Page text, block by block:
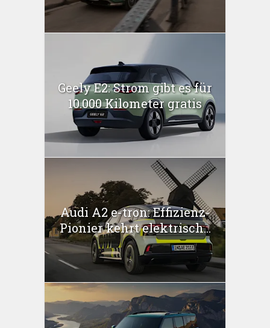
Geely E2: Strom gibt es für
10.000 Kilometer gratis
Audi A2 e-tron: Effizienz-
Pionier kehrt elektrisch...